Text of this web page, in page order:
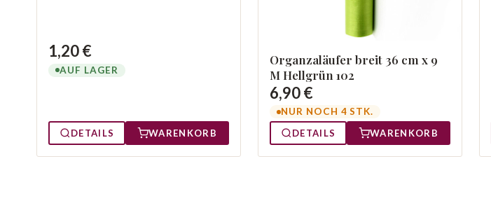
1,20 €
AUF LAGER
DETAILS WARENKORB
Organzaläufer breit 36 cm x 9
M Hellgrün 102
6,90 €
NUR NOCH 4 STK.
DETAILS
WARENKORB